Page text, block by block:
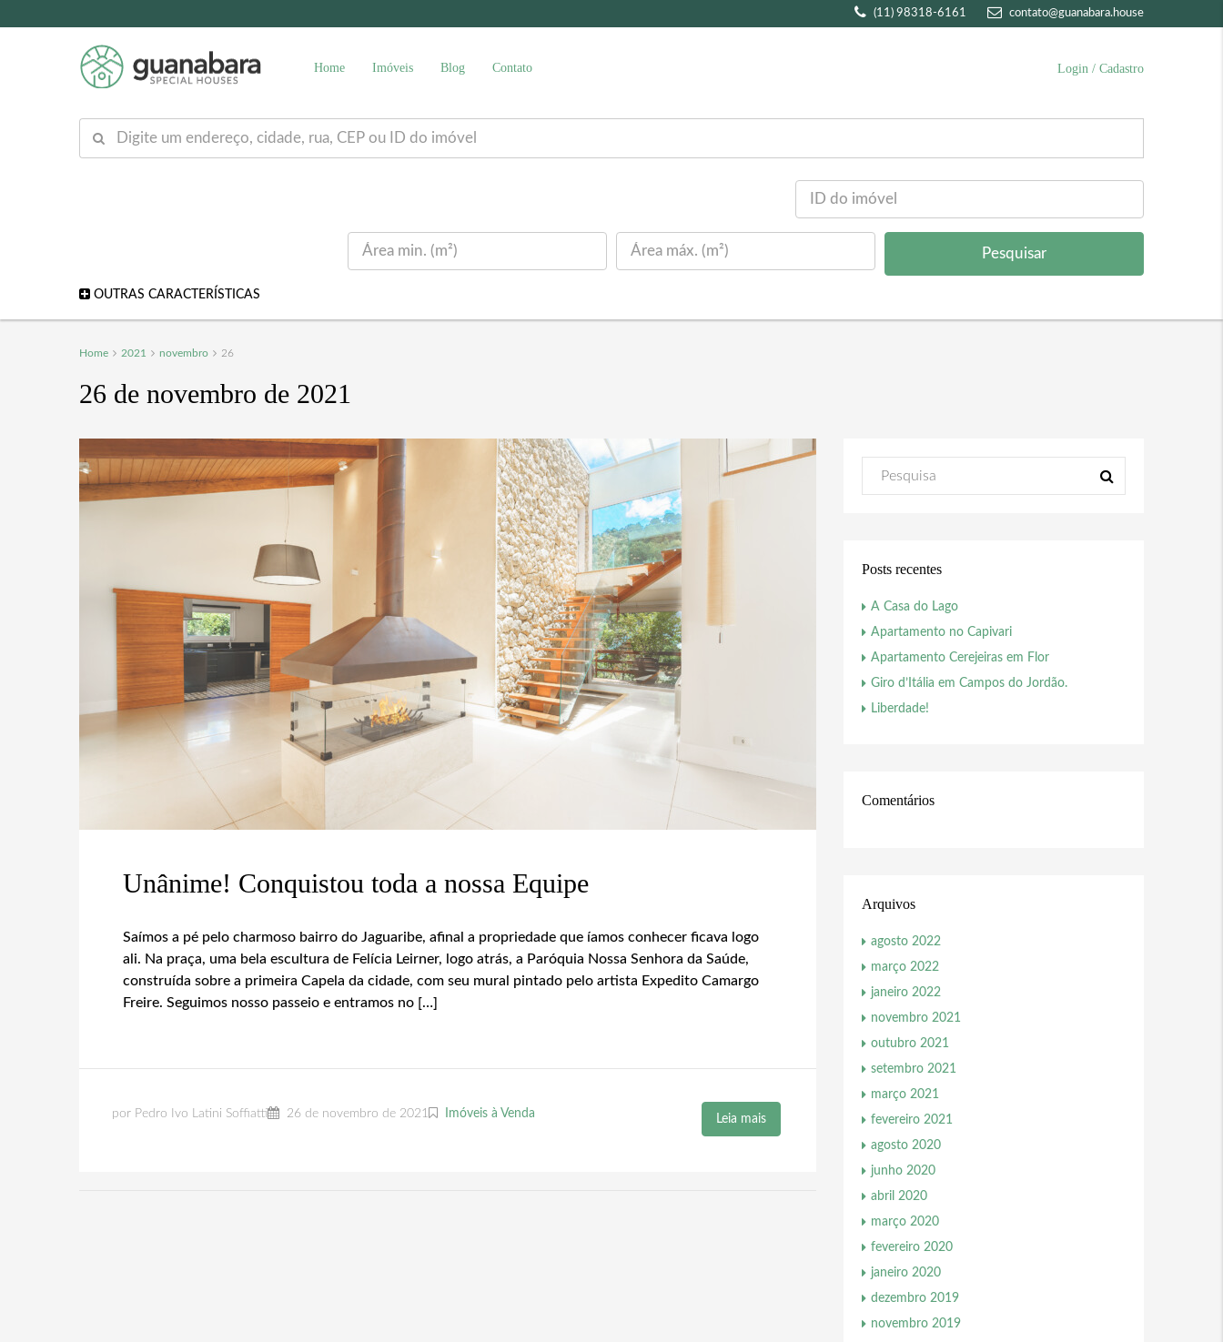
(11) 98318-6161 contato@guanabara.house
Home Imóveis Blog Contato Login / Cadastro
Pesquisar
OUTRAS CARACTERÍSTICAS
Home 2021 novembro 26
26 de novembro de 2021
Unânime! Conquistou toda a nossa Equipe
Saímos a pé pelo charmoso bairro do Jaguaribe, afinal a propriedade que íamos conhecer ficava logo
ali. Na praça, uma bela escultura de Felícia Leirner, logo atrás, a Paróquia Nossa Senhora da Saúde,
construída sobre a primeira Capela da cidade, com seu mural pintado pelo artista Expedito Camargo
Freire. Seguimos nosso passeio e entramos no […]
por Pedro Ivo Latini Soffiatti 26 de novembro de 2021 Imóveis à Venda Leia mais
Posts recentes
A Casa do Lago
Apartamento no Capivari
Apartamento Cerejeiras em Flor
Giro d’Itália em Campos do Jordão.
Liberdade!
Comentários
Arquivos
agosto 2022
março 2022
janeiro 2022
novembro 2021
outubro 2021
setembro 2021
março 2021
fevereiro 2021
agosto 2020
junho 2020
abril 2020
março 2020
fevereiro 2020
janeiro 2020
dezembro 2019
novembro 2019